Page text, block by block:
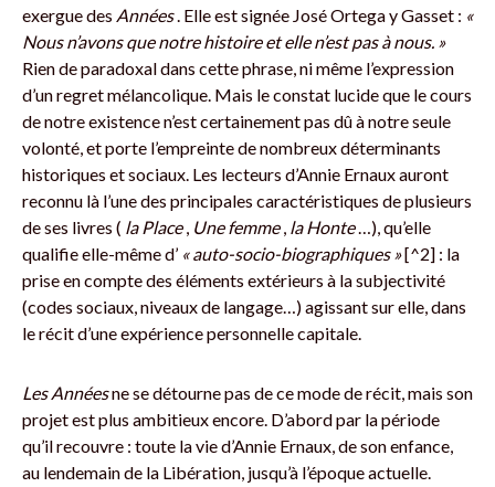
exergue des Années. Elle est signée José Ortega y Gasset : «
Nous n’avons que notre histoire et elle n’est pas à nous. »
Rien de paradoxal dans cette phrase, ni même l’expression
d’un regret mélancolique. Mais le constat lucide que le cours
de notre existence n’est certainement pas dû à notre seule
volonté, et porte l’empreinte de nombreux déterminants
historiques et sociaux. Les lecteurs d’Annie Ernaux auront
reconnu là l’une des principales caractéristiques de plusieurs
de ses livres ( la Place, Une femme, la Honte…), qu’elle
qualifie elle-même d’ « auto-socio-biographiques »[^2] : la
prise en compte des éléments extérieurs à la subjectivité
(codes sociaux, niveaux de langage…) agissant sur elle, dans
le récit d’une expérience personnelle capitale.
Les Annéesne se détourne pas de ce mode de récit, mais son
projet est plus ambitieux encore. D’abord par la période
qu’il recouvre : toute la vie d’Annie Ernaux, de son enfance,
au lendemain de la Libération, jusqu’à l’époque actuelle.